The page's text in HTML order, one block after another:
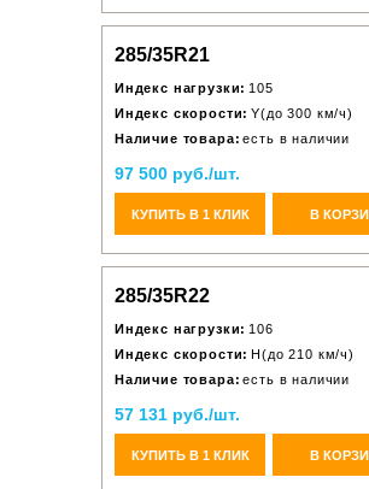
285/35R21
Индекс нагрузки: 105
Индекс скорости: Y(до 300 км/ч)
Наличие товара: есть в наличии
97 500 руб./шт.
КУПИТЬ В 1 КЛИК В
285/35R22
Индекс нагрузки: 106
Индекс скорости: H(до 210 км/ч)
Наличие товара: есть в наличии
57 131 руб./шт.
КУПИТЬ В 1 КЛИК В